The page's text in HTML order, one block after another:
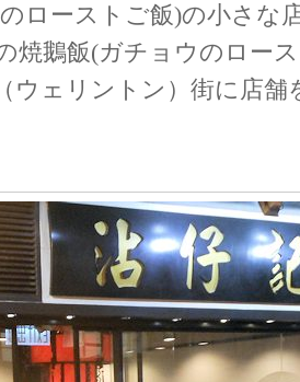
ローストご飯)の小さな
焼鵝飯(ガチョウのロー
ウェリントン）街に店舗